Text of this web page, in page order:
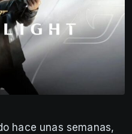
hace unas semanas,